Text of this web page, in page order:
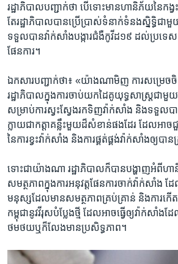
រដ្ឋាភិបាល​បញ្ជាក់​ថា ​បើ​ទោះ​មាន​ហានិភ័យ​នៃ​ក
តែ​រដ្ឋាភិបាល​បាន​ប្រើ​ប្រាស់​ទំនាក់​ទំនង​ស្និទ្ធិ​ជាមួ
ទទួលបាន​វ៉ាក់សាំងបង្ការ​ជំងឺ​កូវីដ​១៩ ​ដល់​ប្រទេស​
ផែន​ការ។
ឯកសារ​បញ្ជាក់​ថា​៖ «យ៉ាងណា​មិញ ការ​សម្រេច​ចិត្
រដ្ឋាភិបាល​ក្នុង​ការ​ចាប់​យក​ដៃ​គូ​យុទ្ធសាស្រ្ត​ជាមួយ​
សម្រាប់​ការ​ស្វះ​ស្វែង​រក​ទិញ​វ៉ាក់សាំង​ និង​ទទួល​
ក្លាយ​ជា​កត្តា​គន្លឹះ​មួយ​ដ៏​សំខាន់​ផង​ដែរ ដែល​អ
នៃ​ការ​ខ្វះ​វ៉ាក់​សាំង​ និង​ការ​ផ្គត់​ផ្គង់​វ៉ាក់សាំង​ឲ្យ​ប
ទោះ​ជា​យ៉ាង​ណា រដ្ឋាភិបាល​ក៏​បាន​បង្ហាញ​អំពី​ហ
សមត្ថភាព​ក្នុង​ការ​អនុវត្ត​ផែន​ការ​ចាក់​វ៉ាក់សាំង
មនុស្ស​ដែល​មាន​សមត្ថភាព​គ្រប់​គ្រាន់ និង​ការ​កើ
កម្ពុជា​នូវ​វីរុស​បំប្លែង​ថ្មី ដែល​អាច​ធ្វើ​ឲ្យ​វ៉ាក់សាំង​ដ
ថមថយ​ឬ​ក៏​លែង​មាន​ប្រសិទ្ធភាព។